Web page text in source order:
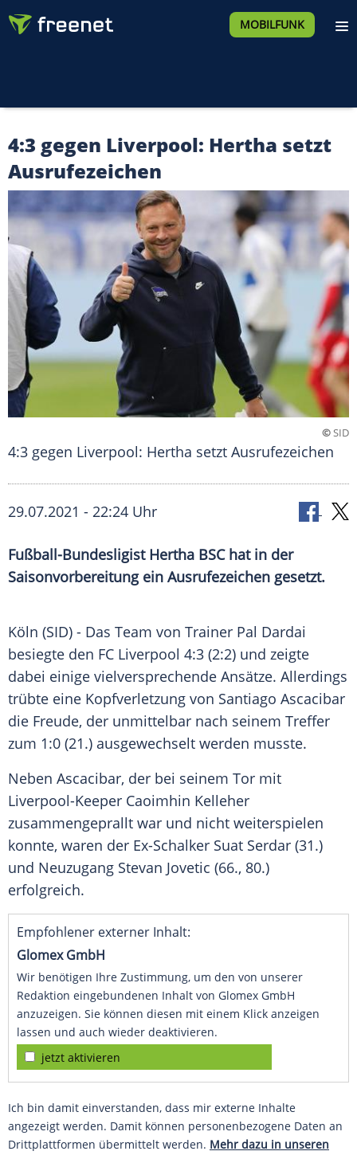
MOBILFUNK
4:3 gegen Liverpool: Hertha setzt
Ausrufezeichen
©SID
4:3 gegen Liverpool: Hertha setzt Ausrufezeichen
29.07.2021 - 22:24 Uhr
Fußball-Bundesligist Hertha BSChat in der
Saisonvorbereitungein Ausrufezeichen gesetzt.
Köln (SID) - Das Team von Trainer Pal Dardai
besiegte den FC Liverpool 4:3 (2:2) und zeigte
dabei einige vielversprechende Ansätze. Allerdings
trübte eine Kopfverletzung von Santiago Ascacibar
die Freude, der unmittelbar nach seinem Treffer
zum 1:0 (21.) ausgewechselt werden musste.
Neben Ascacibar, der bei seinem Tor mit
Liverpool-Keeper Caoimhin Kelleher
zusammengeprallt war und nicht weiterspielen
konnte, waren der Ex-Schalker Suat Serdar (31.)
und Neuzugang Stevan Jovetic (66., 80.)
erfolgreich.
Empfohlener externer Inhalt:
Glomex GmbH
Wir benötigen Ihre Zustimmung, um den von unserer
Redaktion eingebundenen Inhalt von Glomex GmbH
anzuzeigen. Sie können diesen mit einem Klick anzeigen
lassen und auch wieder deaktivieren.
jetzt aktivieren
Ich bin damit einverstanden, dass mir externe Inhalte
angezeigt werden. Damit können personenbezogene Daten an
Drittplattformen übermittelt werden. Mehr dazu in unseren